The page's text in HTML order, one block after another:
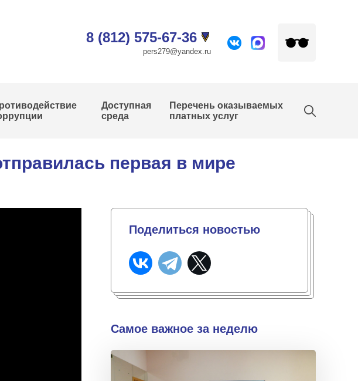
8 (812) 575-67-36
pers279@yandex.ru
Доступная
среда
Перечень оказываемых
платных услуг
первая в мире
Поделиться новостью
Самое важное за неделю